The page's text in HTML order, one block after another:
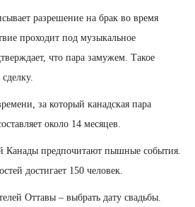
разрешение на брак во время
проходит под музыкальное
что пара замужем. Такое
за который канадская пара
около 14 месяцев.
Канады предпочитают пышные события.
достигает 150 человек.
Оттавы – выбрать дату свадьбы.